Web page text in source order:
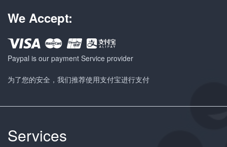
We Accept:
Paypal is our payment Service provider
为了您的安全，我们推荐使用支付宝进行支付
Services